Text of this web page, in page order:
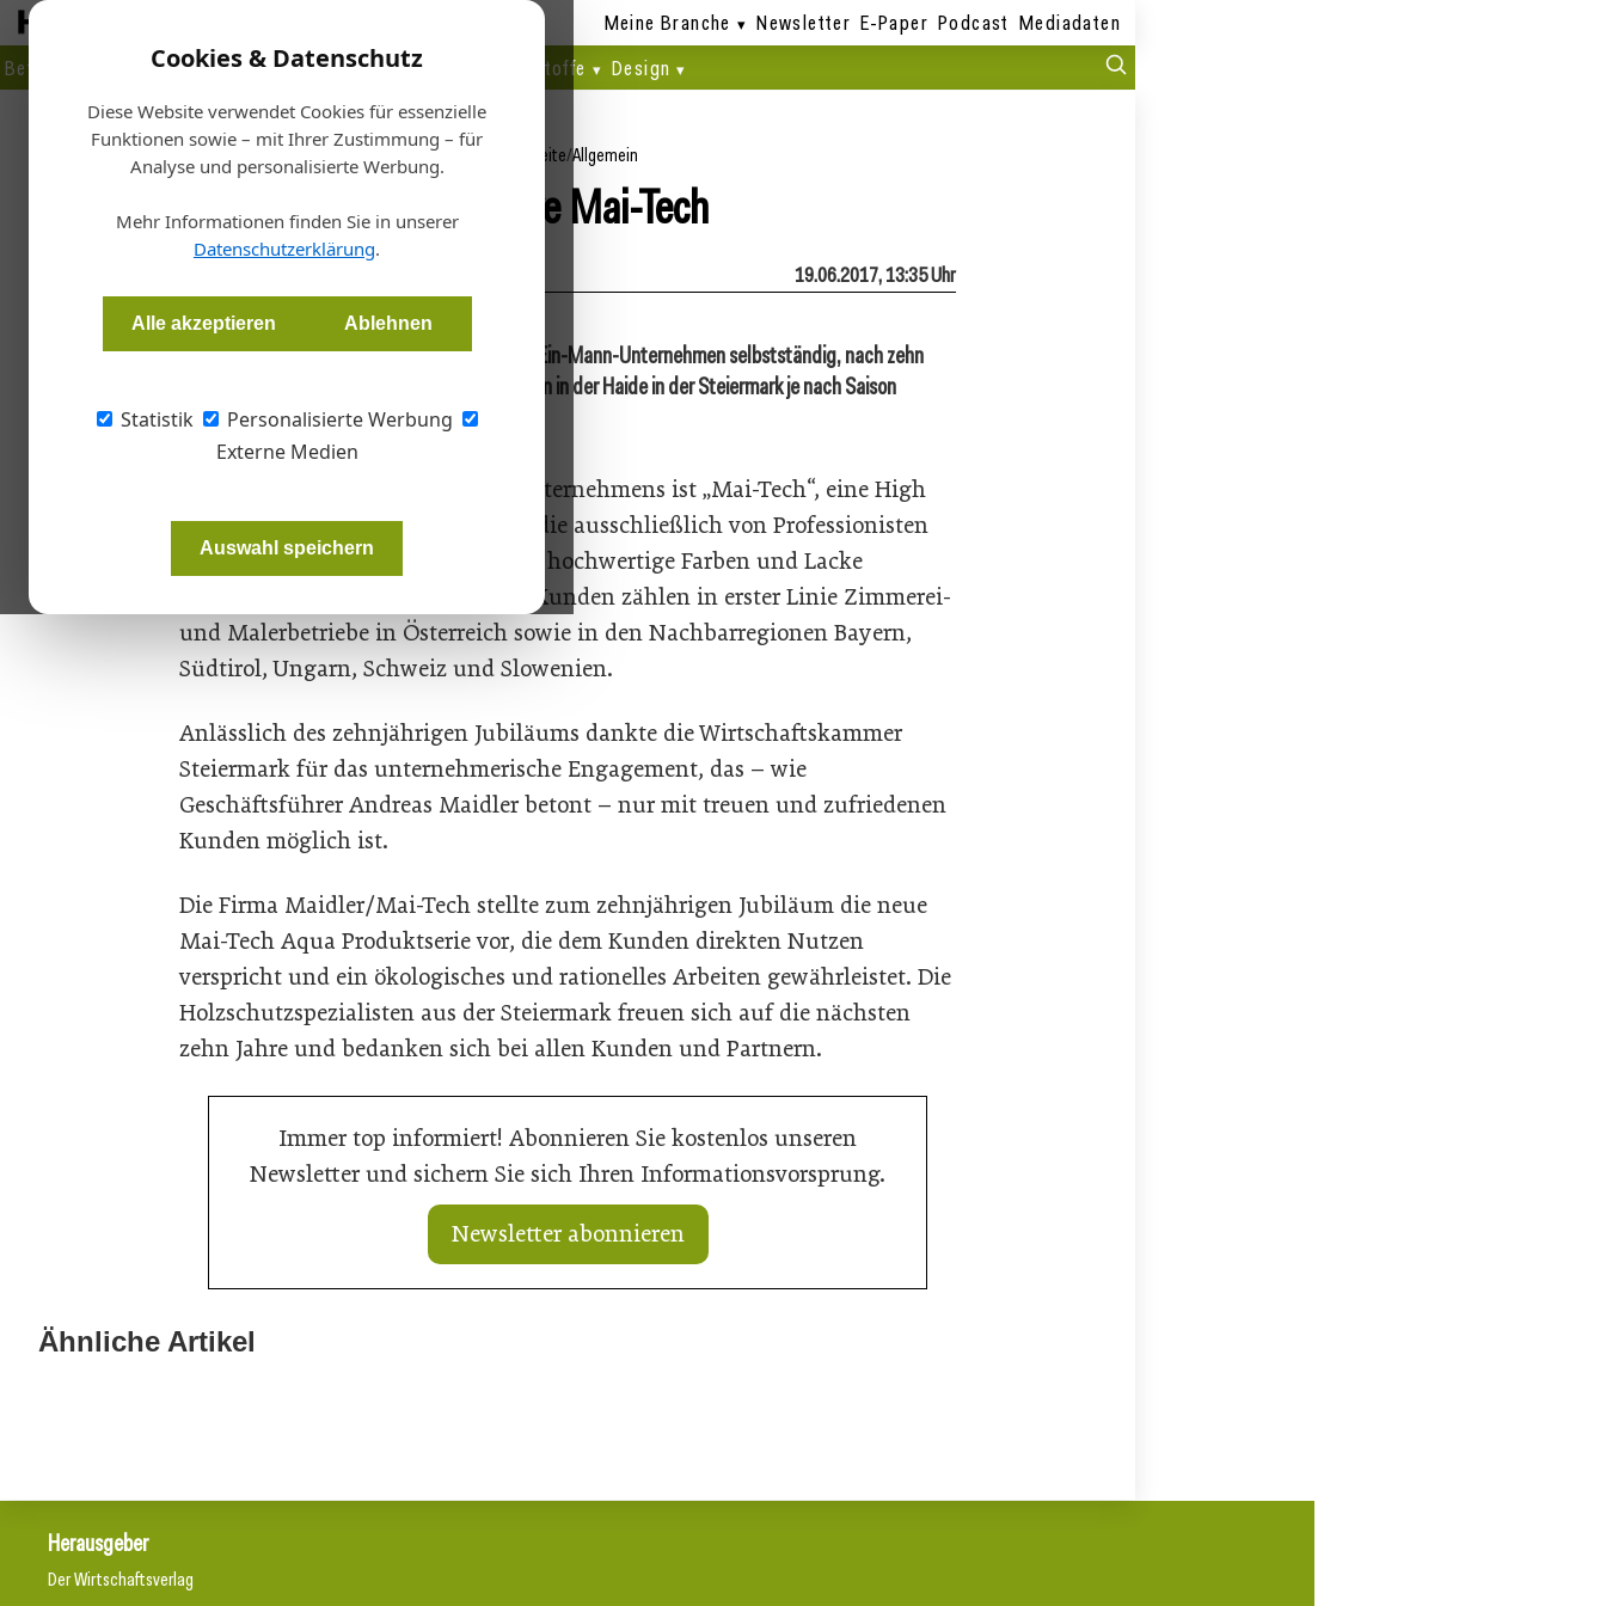
Cookies & Datenschutz
Diese Website verwendet Cookies für essenzielle
Funktionen sowie – mit Ihrer Zustimmung – für
Analyse und personalisierte Werbung.
Mehr Informationen finden Sie in unserer
Datenschutzerklärung.
Alle akzeptieren Ablehnen
Statistik
Personalisierte Werbung
Externe Medien
Auswahl speichern
Meine Branche Newsletter E-Paper Podcast Mediadaten
Betrieb
Planen Bauen Fertigen Bau- + Werkstoffe Design
Startseite/Allgemein
10 Jahre Mai-Tech
19.06.2017, 13:35 Uhr
Im Jahr 2007 machte sich Andreas Maidler als Ein-Mann-Unternehmen selbstständig, nach zehn
Jahren werden am Firmenstandort in St. Johann in der Haide in der Steiermark je nach Saison
zwischen zwölf und 15 Mitarbeiter beschäftigt.
Hauptprodukt des erfolgreichen Unternehmens ist „Mai-Tech“, eine High
Solid Holzschutzlasur auf Ölbasis, die ausschließlich von Professionisten
verwendet wird. Dazu werden auch hochwertige Farben und Lacke
produziert und vertrieben. Zu den Kunden zählen in erster Linie Zimmerei-
und Malerbetriebe in Österreich sowie in den Nachbarregionen Bayern,
Südtirol, Ungarn, Schweiz und Slowenien.
Anlässlich des zehnjährigen Jubiläums dankte die Wirtschaftskammer
Steiermark für das unternehmerische Engagement, das – wie
Geschäftsführer Andreas Maidler betont – nur mit treuen und zufriedenen
Kunden möglich ist.
Die Firma Maidler/Mai-Tech stellte zum zehnjährigen Jubiläum die neue
Mai-Tech Aqua Produktserie vor, die dem Kunden direkten Nutzen
verspricht und ein ökologisches und rationelles Arbeiten gewährleistet. Die
Holzschutzspezialisten aus der Steiermark freuen sich auf die nächsten
zehn Jahre und bedanken sich bei allen Kunden und Partnern.
Immer top informiert! Abonnieren Sie kostenlos unseren
Newsletter und sichern Sie sich Ihren Informationsvorsprung.
Newsletter abonnieren
Ähnliche Artikel
21. Juli 2026
Herausgeber
Der Wirtschaftsverlag